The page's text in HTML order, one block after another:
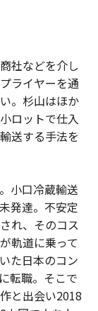
社などを介し
ライヤーを通
。杉山はほか
ロットで仕入
送する手法を
小口冷蔵輸送
発達。不安定
れ、そのコス
軌道に乗って
た日本のコン
転職。そこで
と出会い2018